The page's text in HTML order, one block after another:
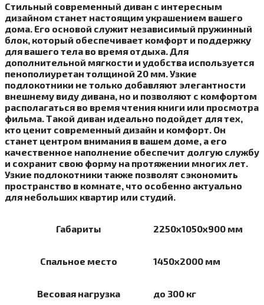
Стильный современный диван с интересным
дизайном станет настоящим украшением вашего
дома. Его основой служит независимый пружинный
блок, который обеспечивает комфорт и поддержку
для вашего тела во время отдыха. Для
дополнительной мягкости и удобства используется
пенополиуретан толщиной 20 мм. Узкие
подлокотники не только добавляют элегантности
внешнему виду дивана, но и позволяют с комфортом
располагаться во время чтения книги или просмотра
фильма. Такой диван идеально подойдет для тех,
кто ценит современный дизайн и комфорт. Он
станет центром внимания в вашем доме, а его
качественное наполнение обеспечит долгую службу
и сохранит свою форму на протяжении многих лет.
Узкие подлокотники также позволят сэкономить
пространство в комнате, что особенно актуально
для небольших квартир или студий.
Габариты 2250х1050х900 мм
Спальное место 1450х2000 мм
Весовая нагрузка до 300 кг